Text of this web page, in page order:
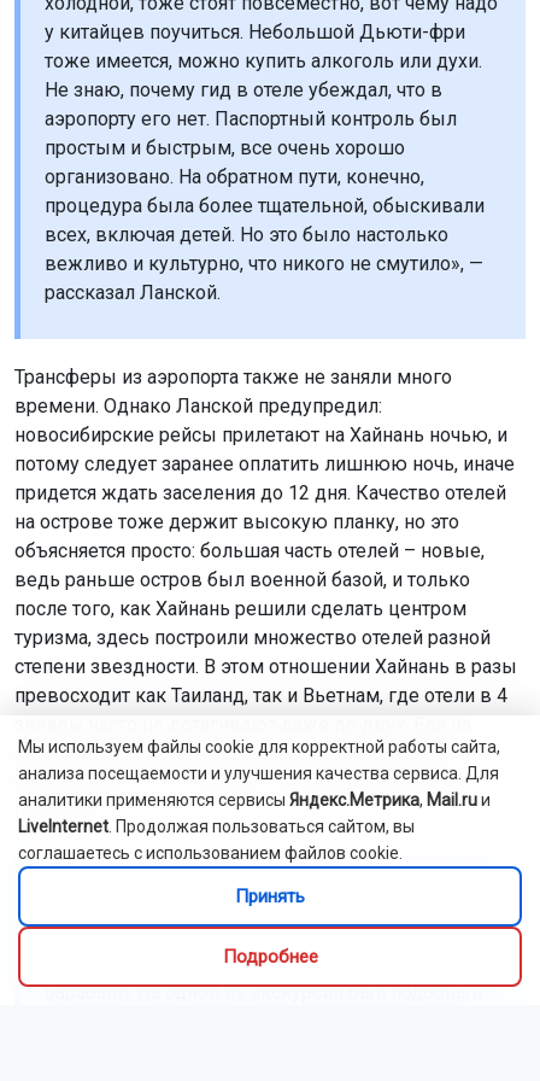
у китайцев поучиться. Небольшой Дьюти-фри
тоже имеется, можно купить алкоголь или духи.
Не знаю, почему гид в отеле убеждал, что в
аэропорту его нет. Паспортный контроль был
простым и быстрым, все очень хорошо
организовано. На обратном пути, конечно,
процедура была более тщательной, обыскивали
всех, включая детей. Но это было настолько
вежливо и культурно, что никого не смутило», —
рассказал Ланской.
Трансферы из аэропорта также не заняли много
времени. Однако Ланской предупредил:
новосибирские рейсы прилетают на Хайнань ночью, и
потому следует заранее оплатить лишнюю ночь, иначе
придется ждать заселения до 12 дня. Качество отелей
на острове тоже держит высокую планку, но это
объясняется просто: большая часть отелей – новые,
ведь раньше остров был военной базой, и только
после того, как Хайнань решили сделать центром
туризма, здесь построили множество отелей разной
степени звездности. В этом отношении Хайнань в разы
превосходит как Таиланд, так и Вьетнам, где отели в 4
завтраках в китайских отелях ориентирована на
европейца, так что никаких экзотических блюд не
подавали.
и вращался. Так было в нескольких ресторанах,
где я побывал. Мне все время вспоминалось
"Поле чудес", хотелось крикнуть: вращайте
барабан!» На одной из экскурсий был подобный
Мы используем файлы cookie для корректной работы сайта,
анализа посещаемости и улучшения качества сервиса. Для
аналитики применяются сервисы Яндекс.Метрика, Mail.ruи
LiveInternet . Продолжая пользоваться сайтом, вы
соглашаетесь с использованием файлов cookie.
Принять
Подробнее